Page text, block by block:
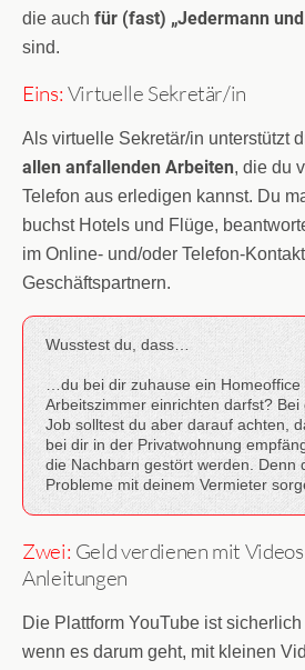
die auch für (fast) „Jedermann
sind.
Eins: Virtuelle Sekretär/in
Als virtuelle Sekretär/in unterstützt
allen anfallenden Arbeiten, die du
Telefon aus erledigen kannst. Du
buchst Hotels und Flüge,
im Online- und/oder Telefon-
Geschäftspartnern.
Wusstest du, dass…
…du bei dir zuhause ein Homeoffice
Arbeitszimmer einrichten darfst?
Job solltest du aber darauf achten,
bei dir in der Privatwohnung
die Nachbarn gestört werden. Denn
Probleme mit deinem Vermieter
Zwei: Geld verdienen mit
Anleitungen
Die Plattform YouTube ist
wenn es darum geht, mit kleinen